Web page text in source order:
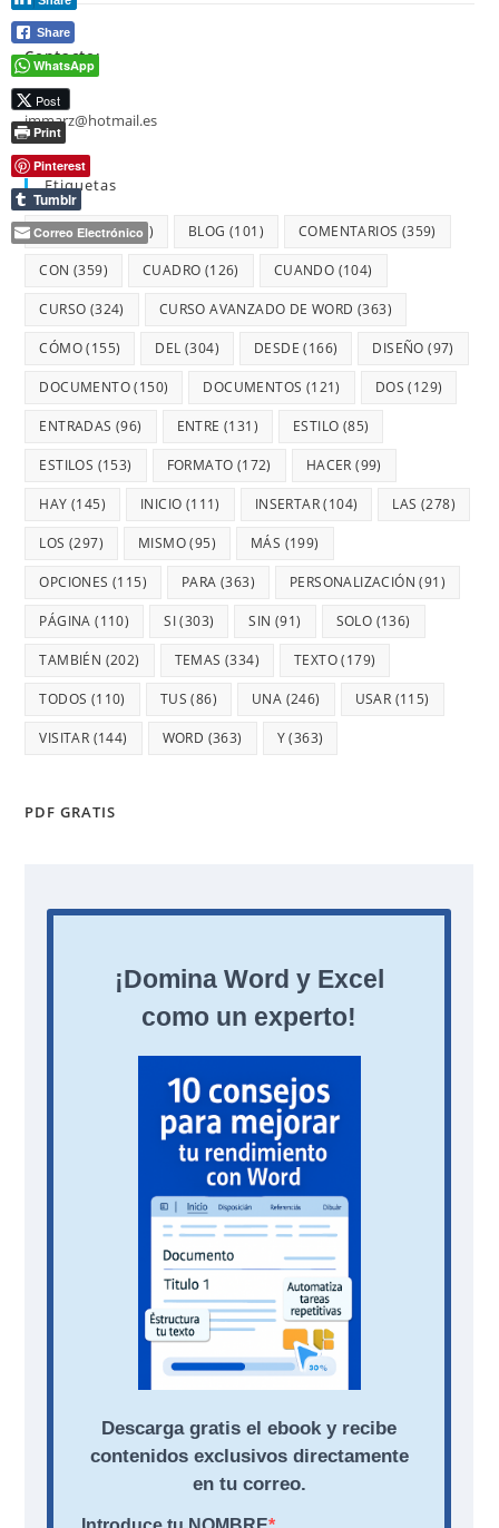
Contacto:
jmmarz@hotmail.es
Etiquetas
AVANZADO(364) BLOG (101) COMENTARIOS (359)
CON (359) CUADRO (126) CUANDO (104)
CURSO (324) CURSO AVANZADO DE WORD (363)
CÓMO(155) DEL (304) DESDE (166) DISEÑO (97)
DOCUMENTO(150) DOCUMENTOS (121) DOS (129)
ENTRADAS (96) ENTRE (131) ESTILO (85)
ESTILOS (153) FORMATO (172) HACER (99)
HAY (145) INICIO (111) INSERTAR(104) LAS (278)
LOS (297) MISMO(95) MÁS (199)
OPCIONES (115) PARA (363) PERSONALIZACIÓN (91)
PÁGINA (110) SI(303) SIN (91) SOLO (136)
TAMBIÉN (202) TEMAS (334) TEXTO(179)
TODOS (110) TUS (86) UNA (246) USAR (115)
VISITAR (144) WORD (363) Y(363)
PDF GRATIS
Share
WhatsApp
Post
Print
Pinterest
Tumblr
Correo Electrónico